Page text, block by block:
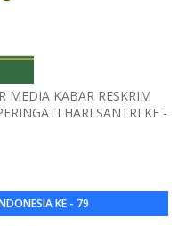
MEDIA KABAR RESKRIM
HARI SANTRI KE -
KE - 79